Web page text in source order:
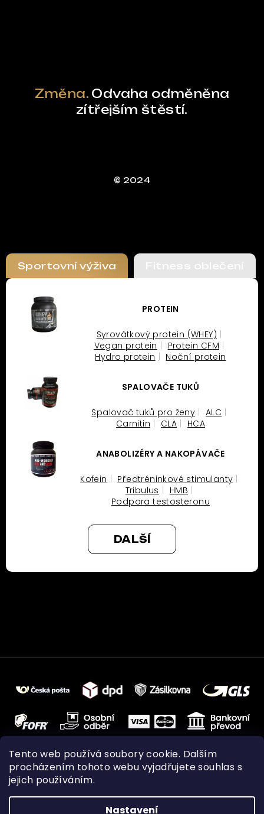
Tento web používá soubory cookie. Dalším
procházením tohoto webu vyjadřujete souhlas s
jejich používáním.
Nastavení
Změna. Odvaha odměněna
zítřejším štěstí.
© 2024
Sportovní výživa Fitness oblečení
PROTEIN
Syrovátkový protein (WHEY)
Vegan protein
Protein CFM
Hydro protein
Noční protein
SPALOVAČE TUKŮ
Spalovač tuků pro ženy
ALC
Carnitin
CLA HCA
ANABOLIZÉRY A NAKOPÁVAČE
Kofein
Předtréninkové stimulanty
Tribulus
HMB
Podpora testosteronu
DALŠÍ